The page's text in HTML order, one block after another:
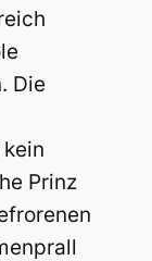
Die
Prinz